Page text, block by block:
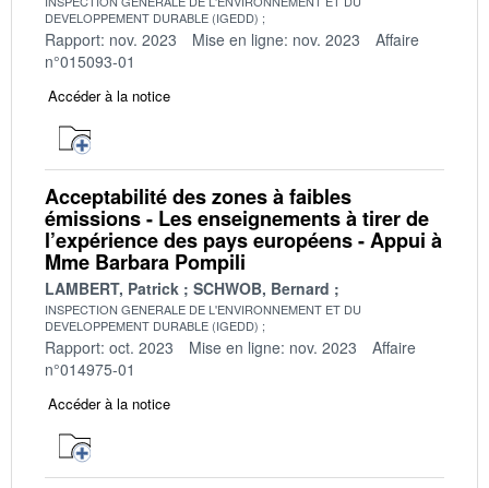
DEVELOPPEMENT DURABLE (IGEDD)
Rapport: nov. 2023 Mise en ligne: nov. 2023
Affaire
n°015093-01
Accéder à la notice
Acceptabilité des zones à faibles
émissions - Les enseignements à tirer de
l’expérience des pays européens - Appui à
Mme Barbara Pompili
LAMBERT, Patrick SCHWOB, Bernard
INSPECTION GENERALE DE L'ENVIRONNEMENT ET DU
DEVELOPPEMENT DURABLE (IGEDD)
Rapport: oct. 2023 Mise en ligne: nov. 2023
Affaire
n°014975-01
Accéder à la notice